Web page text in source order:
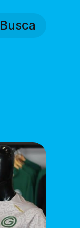
Busca